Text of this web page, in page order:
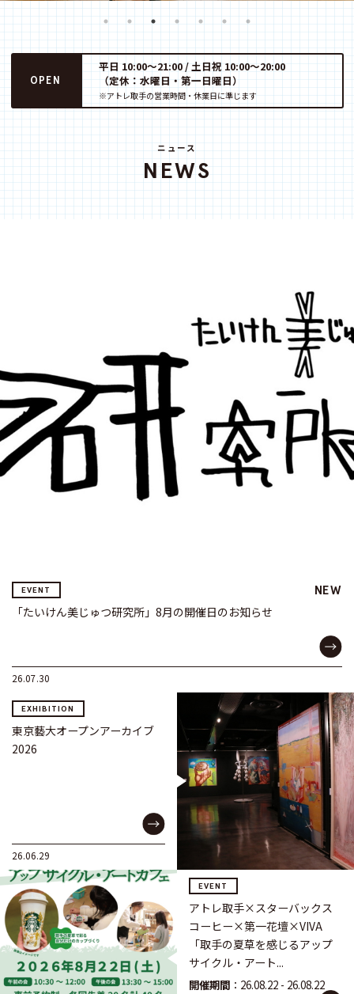
OPEN
平日 10:00～21:00 / 土日祝 10:00～20:00
（定休：水曜日・第一日曜日）
※アトレ取手の営業時間・休業日に準じます
ニュース
NEWS
NEW
EVENT
「たいけん美じゅつ研究所」8月の開催日のお知らせ
26.07.30
EXHIBITION
東京藝大オープンアーカイブ
2026
26.06.29
EVENT
アトレ取手×スターバックス
コーヒー×第一花壇×VIVA
「取手の夏草を感じるアップ
サイクル・アート...
開催期間 ：26.08.22 - 26.08.22